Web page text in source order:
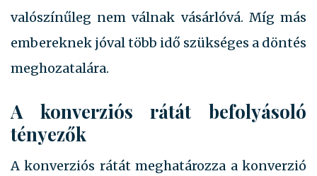
valószínűleg nem válnak vásárlóvá. Míg más
embereknek jóval több idő szükséges a döntés
meghozatalára.
A konverziós rátát befolyásoló
tényezők
A konverziós rátát meghatározza a konverzió